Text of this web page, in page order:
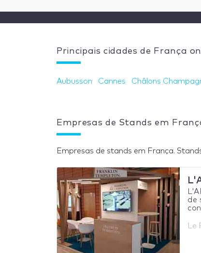
Principais cidades de França
Aubusson Cannes Châlons
Empresas de Stands em
Empresas de stands em França.
de